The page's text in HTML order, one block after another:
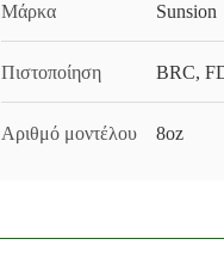
Μάρκα Sunsion
Πιστοποίηση BRC,
Αριθμό μοντέλου 8oz